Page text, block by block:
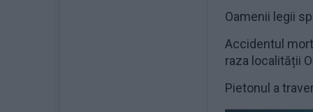
Oamenii legii
Accidentul
raza localității
Pietonul a